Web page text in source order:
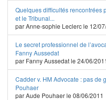
Quelques difficultés rencontrées
et le Tribunal...
par Anne-sophie Leclerc le 12/
Le secret professionnel de
Fanny Aussedat
par Fanny Aussedat le 24/06/
Cadder v. HM Advocate : pas de
Pouhaer
par Aude Pouhaer le 08/06/2011